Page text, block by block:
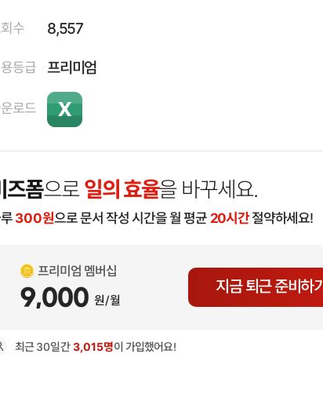
수 8,557
등급 프리미엄
로드
즈폼으로일의 효율을 바꾸세요.
300원으로 문서 작성 시간을 월 평균 20시간절약하세요!
프리미엄 멤버십
9,000 원/월
지금 퇴근 준비하기
최근30일간3,015명이 가입했어요!